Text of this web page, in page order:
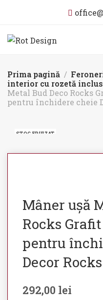
Prima pagină
interior cu rozetă
Metal Bud Deco Rocks
pentru închidere cheie
STOC EPUIZAT
Mâner ușă
Rocks
pentru
Decor
292,00 lei